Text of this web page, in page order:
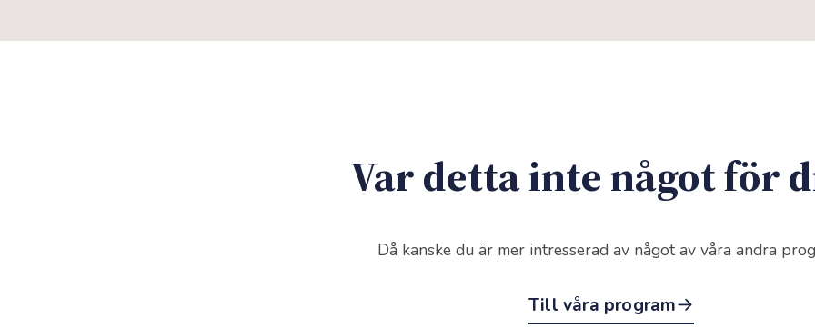
Var detta inte något för
Då kanske du är mer intresserad av något av våra andra
Till våra program